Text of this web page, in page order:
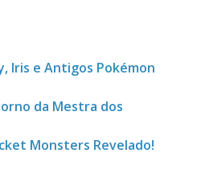
Iris e Antigos Pokémon
da Mestra dos
Monsters Revelado!